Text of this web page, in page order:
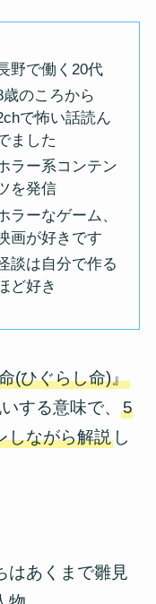
野で働く20代
歳のころから
で怖い話読ん
ました
ラー系コンテン
を発信
ラーなゲーム、
画が好きです
談は自分で作る
ど好き
(ひぐらし命)』
する意味で、 5
しながら解説し
はあくまで雛見